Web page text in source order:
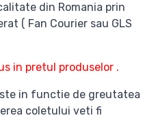
din Romania prin
( Fan Courier sau GLS
in pretul produselor .
in functie de greutatea
coletului veti fi